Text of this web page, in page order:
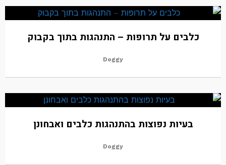
כלבים על תרופות – התנהגות בתוך בקבוק
Doggy
בעיות נפוצות בהתנהגות כלבים ואבחונן
Doggy